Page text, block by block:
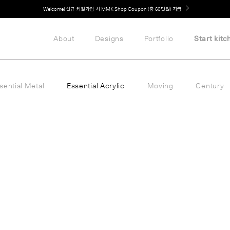
취향대로 완성하는 커스텀 아일랜드 키친, MMK The Island 출시
About Designs Portfolio Start
Metal Essential Acrylic Moving
Century